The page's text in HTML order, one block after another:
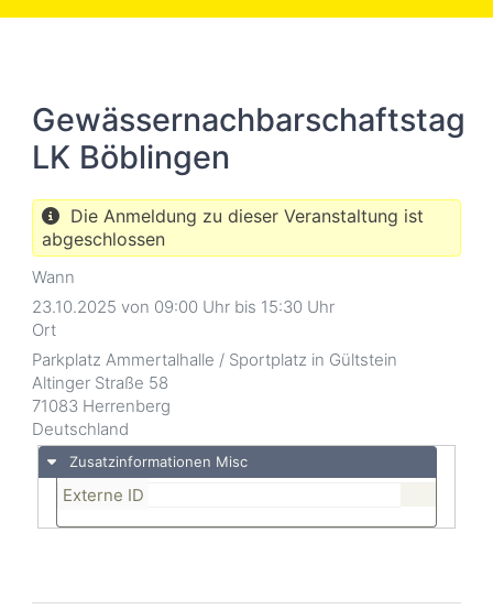
Gewässernachbarschaftstag
LK Böblingen
Die Anmeldung zu dieser Veranstaltung ist
abgeschlossen
Wann
23.10.2025 von 09:00 Uhr bis 15:30 Uhr
Ort
Parkplatz Ammertalhalle / Sportplatz in Gültstein
Altinger Straße 58
71083 Herrenberg
Deutschland
Zusatzinformationen Misc
Externe ID